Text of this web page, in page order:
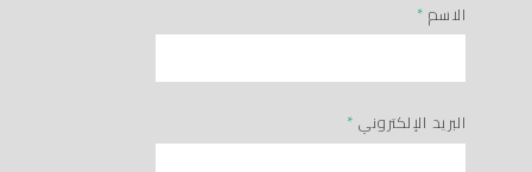
الاسم *
البريد الإلكتروني *